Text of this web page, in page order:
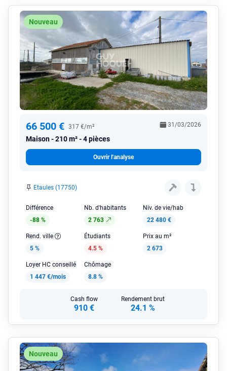
Nouveau
66 500 € 317 €/m²
Maison 210 m² - 4 pièces
31/03/2026
Ouvrir l'analyse
Etaules (17750)
Différence
-88 %
Nb. d'habitants
2 763
Niv. de vie/hab
22 480 €
Rend. ville
5 %
Étudiants
4.5 %
Prix au m²
2 673
Loyer HC conseillé
1 447 €/mois
Chômage
8.8 %
Cash flow
910 €
Rendement brut
24.1 %
Nouveau